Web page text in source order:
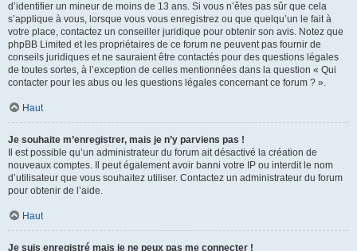
d’identifier un mineur de moins de 13 ans. Si vous n’êtes pas sûr que cela
s’applique à vous, lorsque vous vous enregistrez ou que quelqu’un le fait à
votre place, contactez un conseiller juridique pour obtenir son avis. Notez que
phpBB Limited et les propriétaires de ce forum ne peuvent pas fournir de
conseils juridiques et ne sauraient être contactés pour des questions légales
de toutes sortes, à l’exception de celles mentionnées dans la question « Qui
contacter pour les abus ou les questions légales concernant ce forum ? ».
Haut
Je souhaite m’enregistrer, mais je n’y parviens pas !
Il est possible qu’un administrateur du forum ait désactivé la création de
nouveaux comptes. Il peut également avoir banni votre IP ou interdit le nom
d’utilisateur que vous souhaitez utiliser. Contactez un administrateur du forum
pour obtenir de l’aide.
Haut
Je suis enregistré mais je ne peux pas me connecter !